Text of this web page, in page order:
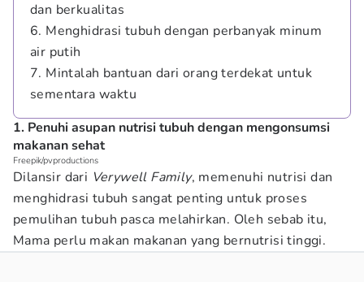
dan berkualitas
6. Menghidrasi tubuh dengan perbanyak minum
air putih
7. Mintalah bantuan dari orang terdekat untuk
sementara waktu
1. Penuhi asupan nutrisi tubuh dengan mengonsumsi
makanan sehat
Freepik/pvproductions
Dilansir dari Verywell Family, memenuhi nutrisi dan
menghidrasi tubuh sangat penting untuk proses
pemulihan tubuh pasca melahirkan. Oleh sebab itu,
Mama perlu makan makanan yang bernutrisi tinggi.